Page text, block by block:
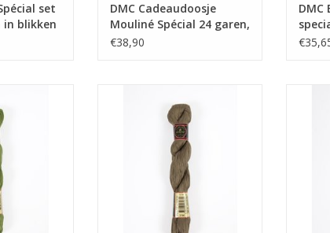
set
in blikken
DMC Cadeaudoosje
Mouliné Spécial 24 garen,
2 patronen
€38,90
DMC
3347
nr.12 25gr. 3790
TOEVOEGEN AAN WINKELWAGEN